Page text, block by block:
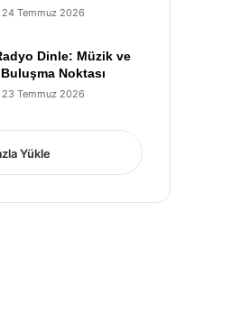
24 Temmuz 2026
Dinle: Müzik ve
Noktası
23 Temmuz 2026
Yükle